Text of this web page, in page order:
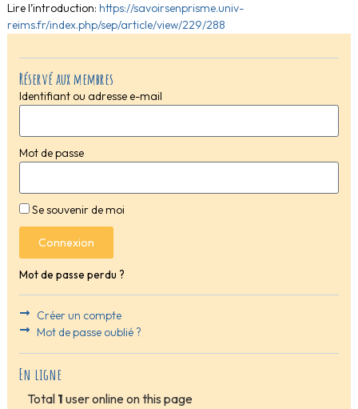
Réservé aux membres
Identifiant ou adresse e-mail
Mot de passe
Se souvenir de moi
Connexion
Mot de passe perdu ?
Créer un compte
Mot de passe oublié ?
En ligne
Total 1 user online on this page
Lire l’introduction: https://savoirsenprisme.univ-
reims.fr/index.php/sep/article/view/229/288